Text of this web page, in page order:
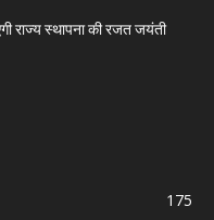
राज्य स्थापना की रजत जयंती
175